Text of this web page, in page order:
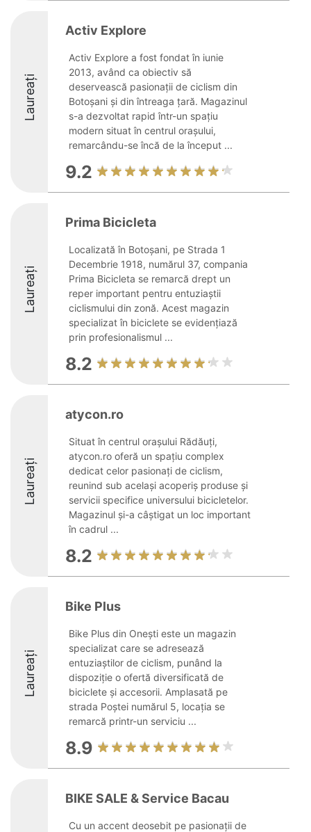
Laureați
Activ Explore
Activ Explore a fost fondat în iunie
2013, având ca obiectiv să
deservească pasionații de ciclism din
Botoșani și din întreaga țară. Magazinul
s-a dezvoltat rapid într-un spațiu
modern situat în centrul orașului,
remarcându-se încă de la început ...
9.2
Laureați
Prima Bicicleta
Localizată în Botoșani, pe Strada 1
Decembrie 1918, numărul 37, compania
Prima Bicicleta se remarcă drept un
reper important pentru entuziaștii
ciclismului din zonă. Acest magazin
specializat în biciclete se evidențiază
prin profesionalismul ...
8.2
Laureați
atycon.ro
Situat în centrul orașului Rădăuți,
atycon.ro oferă un spațiu complex
dedicat celor pasionați de ciclism,
reunind sub același acoperiș produse și
servicii specifice universului bicicletelor.
Magazinul și-a câștigat un loc important
în cadrul ...
8.2
Laureați
Bike Plus
Bike Plus din Onești este un magazin
specializat care se adresează
entuziaștilor de ciclism, punând la
dispoziție o ofertă diversificată de
biciclete și accesorii. Amplasată pe
strada Poștei numărul 5, locația se
remarcă printr-un serviciu ...
8.9
BIKE SALE & Service Bacau
Cu un accent deosebit pe pasionații de